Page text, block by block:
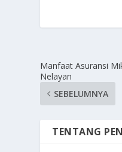
Manfaat Asuransi
Nelayan
SEBELUMNYA
TENTANG